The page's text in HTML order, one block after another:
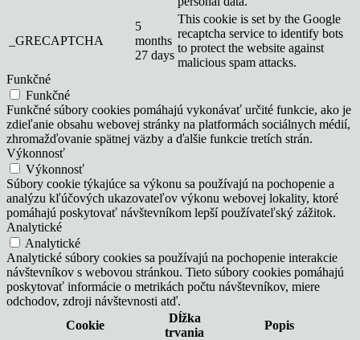
_GRECAPTCHA
5
months
27 days
This cookie is set by the Google
recaptcha service to identify bots
to protect the website against
malicious spam attacks.
Funkčné
Funkčné
Funkčné súbory cookies pomáhajú vykonávať určité funkcie, ako je
zdieľanie obsahu webovej stránky na platformách sociálnych médií,
zhromažďovanie spätnej väzby a ďalšie funkcie tretích strán.
Výkonnosť
Výkonnosť
Súbory cookie týkajúce sa výkonu sa používajú na pochopenie a
analýzu kľúčových ukazovateľov výkonu webovej lokality, ktoré
pomáhajú poskytovať návštevníkom lepší používateľský zážitok.
Analytické
Analytické
Analytické súbory cookies sa používajú na pochopenie interakcie
návštevníkov s webovou stránkou. Tieto súbory cookies pomáhajú
poskytovať informácie o metrikách počtu návštevníkov, miere
odchodov, zdroji návštevnosti atď.
Cookie
Dĺžka
trvania
Popis